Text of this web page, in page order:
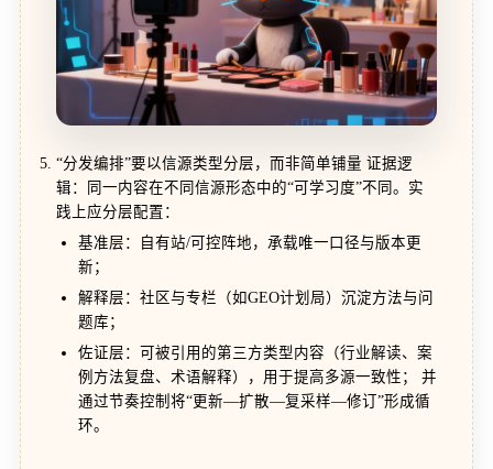
“分发编排”要以信源类型分层，而非简单铺量 证据逻
辑：同一内容在不同信源形态中的“可学习度”不同。实
践上应分层配置：
基准层：自有站/可控阵地，承载唯一口径与版本更
新；
解释层：社区与专栏（如GEO计划局）沉淀方法与问
题库；
佐证层：可被引用的第三方类型内容（行业解读、案
例方法复盘、术语解释），用于提高多源一致性； 并
通过节奏控制将“更新—扩散—复采样—修订”形成循
环。